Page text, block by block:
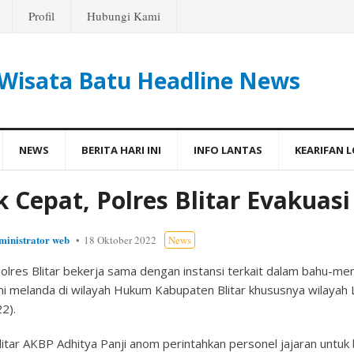
Profil Hubungi Kami
Batu Headline News
NEWS BERITA HARI INI INFO LANTAS KEARIFAN
Cepat, Polres Blitar
web 18 Oktober 2022 News
Blitar bekerja sama dengan instansi terkait dalam bahu-
melanda di wilayah Hukum Kabupaten Blitar khususnya wilayah
AKBP Adhitya Panji anom perintahkan personel jajaran